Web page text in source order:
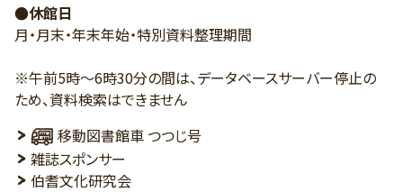
●休館日
月・月末・年末年始・特別資料整理期間
※午前5時～6時30分の間は、データベースサーバー停止の
ため、資料検索はできません
移動図書館車 つつじ号
雑誌スポンサー
伯耆文化研究会